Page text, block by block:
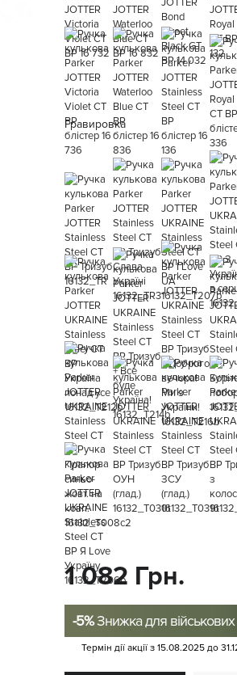
Гравировка
1 082 Грн.
-5%Знижка для військових
Термін дії акції з 15.08.2025 до